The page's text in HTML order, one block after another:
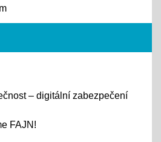
– digitální zabezpečení
FAJN!